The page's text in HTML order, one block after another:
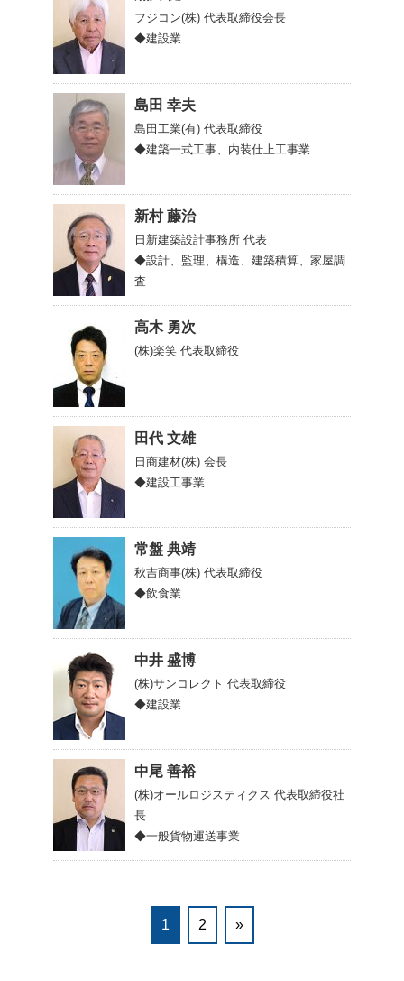
フジコン(株) 代表取締役会長
◆建設業
島田 幸夫
島田工業(有) 代表取締役
◆建築一式工事、内装仕上工事業
新村 藤治
日新建築設計事務所 代表
◆設計、監理、構造、建築積算、家屋調
査
高木 勇次
(株)楽笑 代表取締役
田代 文雄
日商建材(株) 会長
◆建設工事業
常盤 典靖
秋吉商事(株) 代表取締役
◆飲食業
中井 盛博
(株)サンコレクト 代表取締役
◆建設業
中尾 善裕
(株)オールロジスティクス 代表取締役社
長
◆一般貨物運送事業
1 2 »